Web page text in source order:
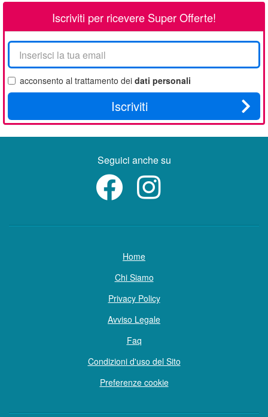
Iscriviti per ricevere Super Offerte!
La
tua
email
acconsento al trattamento dei dati personali
Iscriviti
Seguici anche su
Home
Chi Siamo
Privacy Policy
Avviso Legale
Faq
Condizioni d'uso del Sito
Preferenze cookie